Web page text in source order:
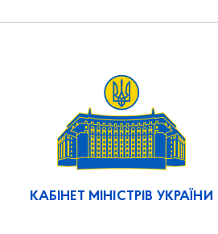
КАБІНЕТ МІНІСТРІВ УКРАЇНИ